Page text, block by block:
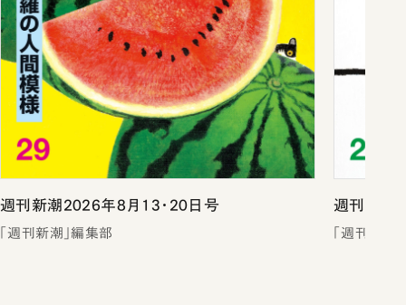
週刊新潮2026年8月13・20日号
「週刊新潮」編集部
週刊新潮
「週刊新潮